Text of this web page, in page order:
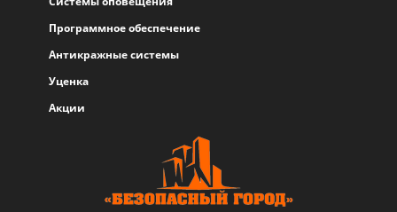
Программное обеспечение
Антикражные системы
Уценка
Акции